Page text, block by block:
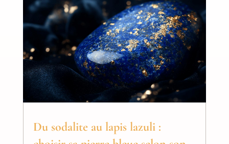
Du sodalite au lapis lazuli :